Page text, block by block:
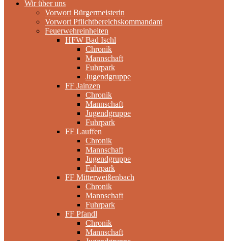
Wir über uns
Vorwort Bürgermeisterin
Vorwort Pflichtbereichskommandant
Feuerwehreinheiten
HFW Bad Ischl
Chronik
Mannschaft
Fuhrpark
Jugendgruppe
FF Jainzen
Chronik
Mannschaft
Jugendgruppe
Fuhrpark
FF Lauffen
Chronik
Mannschaft
Jugendgruppe
Fuhrpark
FF Mitterweißenbach
Chronik
Mannschaft
Fuhrpark
FF Pfandl
Chronik
Mannschaft